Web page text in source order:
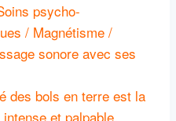
psycho-
/ Magnétisme /
sonore avec ses
des bols en terre est la
et palpable.